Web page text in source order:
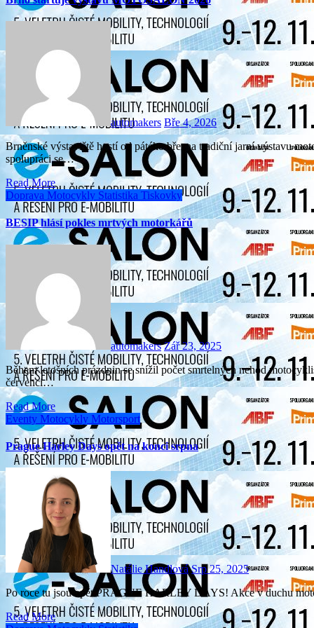
automakers Bře 4, 2026
Brněnské výstaviště hostí od pátého března tradiční jarní výstavu motocyklových novinek Motosalon, kterou BVV pořádá ve
spolupráci se…
Read More
Doprava Motocykly Statistika Tiskovky
BESIP hlásí pokles mrtvých motorkářů
automakers Zář 23, 2025
Během letošních prázdnin se snížil počet smrtelných nehod motocyklistů na českých silnicích, vyplývá z policejních statistik. V
červenci…
Read More
Eventy Motocykly Motorsport
Prague Harley Days opět na konci srpna
Natálie Handlová Srp 25, 2025
Po roce tu jsou opět PRAGUE HARLEY DAYS! Akce v duchu
Read More